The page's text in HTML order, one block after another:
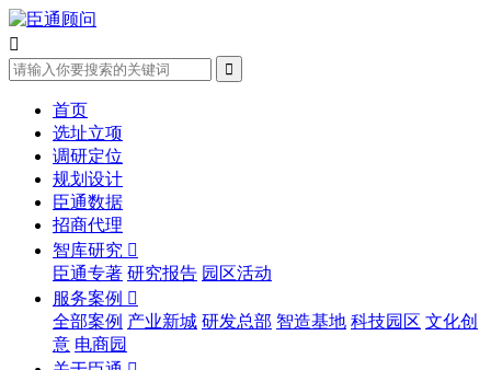


首页
选址立项
调研定位
规划设计
臣通数据
招商代理
智库研究 
臣通专著 研究报告 园区活动
服务案例 
全部案例 产业新城 研发总部 智造基地 科技园区 文化创
意 电商园